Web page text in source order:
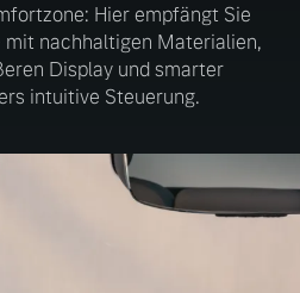
Hier empfängt Sie
nachhaltigen Materialien,
Display und smarter
intuitive Steuerung.